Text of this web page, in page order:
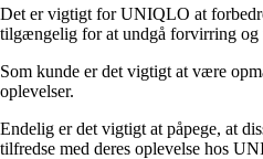
Det er vigtigt for UNIQLO at
tilgængelig for at undgå forvirring og
Som kunde er det vigtigt at være
oplevelser.
Endelig er det vigtigt at påpege, at
tilfredse med deres oplevelse hos